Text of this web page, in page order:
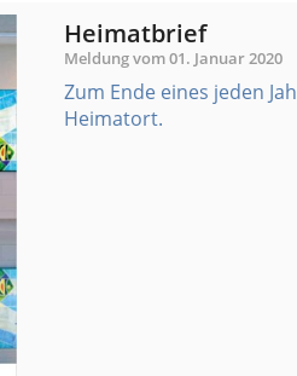
Heimatbrief
Meldung vom01. Januar 2020
Zum Ende eines jeden
Heimatort.